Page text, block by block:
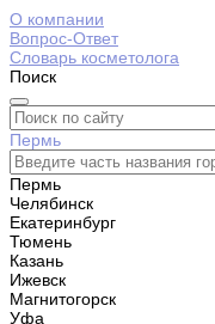
О компании
Вопрос-Ответ
Словарь косметолога
Поиск
Пермь
Пермь
Челябинск
Екатеринбург
Тюмень
Казань
Ижевск
Магнитогорск
Уфа